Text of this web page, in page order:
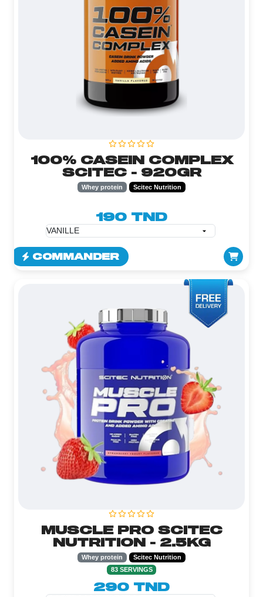
100% CASEIN COMPLEX
SCITEC - 920GR
Whey protein Scitec Nutrition
190 TND
COMMANDER
MUSCLE PRO SCITEC
NUTRITION - 2.5KG
Whey protein
Scitec Nutrition
83 SERVINGS
290 TND